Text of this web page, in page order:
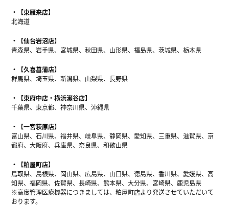
【東雁来店】
北海道
【仙台岩沼店】
青森県、岩手県、宮城県、秋田県、山形県、福島県、茨城県、栃木県
【久喜菖蒲店】
群馬県、埼玉県、新潟県、山梨県、長野県
【東府中店・横浜瀬谷店】
千葉県、東京都、神奈川県、沖縄県
【一宮萩原店】
富山県、石川県、福井県、岐阜県、静岡県、愛知県、三重県、滋賀県、京
都府、大阪府、兵庫県、奈良県、和歌山県
【粕屋町店】
鳥取県、島根県、岡山県、広島県、山口県、徳島県、香川県、愛媛県、高
知県、福岡県、佐賀県、長崎県、熊本県、大分県、宮崎県、鹿児島県
※高度管理医療機器につきましては、粕屋町店より発送させていただいて
おります。